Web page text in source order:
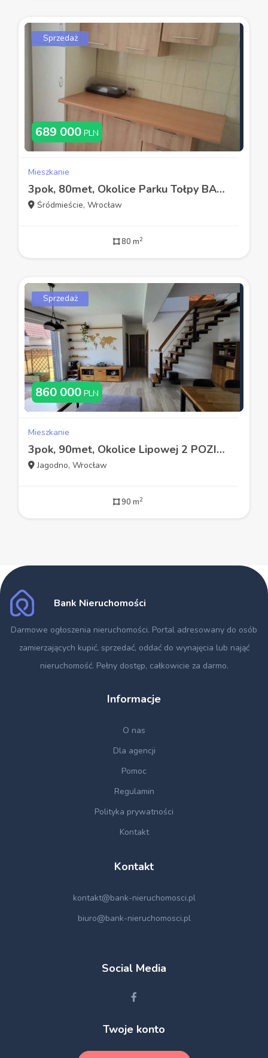
Sprzedaż
689 000 PLN
Mieszkanie
3pok, 80met, Okolice Parku Tołpy BALKON/PIWNICA (Wrocław)
Śródmieście, Wrocław
80 m2
Sprzedaż
860 000 PLN
Mieszkanie
3pok, 90met, Okolice Lipowej 2 POZIOMY/BALKON/MP (Wrocław)
Jagodno, Wrocław
90 m2
Bank Nieruchomości
Darmowe ogłoszenia nieruchomości. Portal adresowany do osób
zamierzających kupić, sprzedać, oddać do wynajęcia lub nająć
nieruchomość. Pełny dostęp, całkowicie za darmo.
Informacje
O nas
Dla agencji
Pomoc
Regulamin
Polityka prywatności
Kontakt
Kontakt
kontakt@bank-nieruchomosci.pl
biuro@bank-nieruchomosci.pl
Social Media
Twoje konto